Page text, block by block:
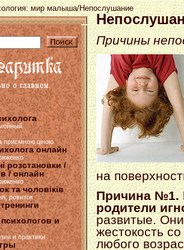
мир малыша/Непослушание
приємною ціною
онлайн
розстановки /
/ онлайн
та чоловіків
ровиток
и
и практики
Причины
на
Причина №1.
родители
развитые.
жестокость
любого